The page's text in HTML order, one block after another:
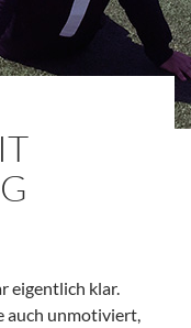
eigentlich klar.
auch unmotiviert,